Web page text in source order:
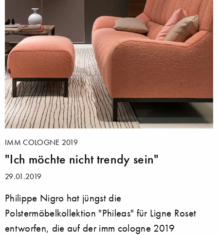
IMM COLOGNE 2019
"Ich möchte nicht trendy sein"
29.01.2019
Philippe Nigro hat jüngst die
Polstermöbelkollektion "Phileas" für Ligne Roset
entworfen, die auf der imm cologne 2019